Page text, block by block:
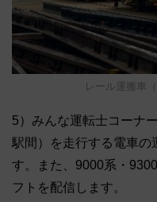
レール運搬車
5）みんな運転士コーナ
駅間）を走行する電車の
す。また、9000系・
フトを配信します。